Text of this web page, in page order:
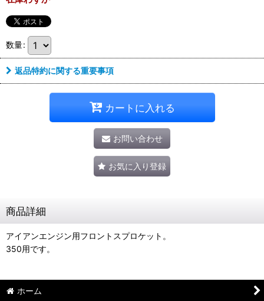
数量:
返品特約に関する重要事項
カートに入れる
お問い合わせ
お気に入り登録
商品詳細
アイアンエンジン用フロントスプロケット。
350用です。
ホーム